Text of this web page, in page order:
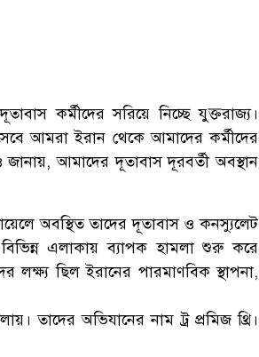
কর্মীদের সরিয়ে নিচ্ছে যুক্তরাজ্য।
আমরা ইরান থেকে আমাদের কর্মীদের
জানায়, আমাদের দূতাবাস দূরবর্তী অবস্থান
অবস্থিত তাদের দূতাবাস ও কনস্যুলেট
এলাকায় ব্যাপক হামলা শুরু করে
ছিল ইরানের পারমাণবিক স্থাপনা,
তাদের অভিযানের নাম ট্র প্রমিজ থ্রি।